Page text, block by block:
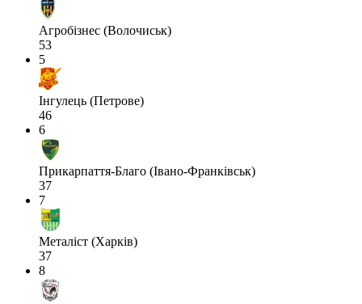
Агробізнес (Волочиськ)
53
5
Інгулець (Петрове)
46
6
Прикарпаття-Благо (Івано-Франківськ)
37
7
Металіст (Харків)
37
8